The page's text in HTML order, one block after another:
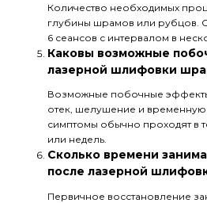
Количество необходимых
глубины шрамов или рубцов.
6 сеансов с интервалом в
Каковы возможные
лазерной шлифовки
Возможные побочные
отек, шелушение и
симптомы обычно проходят в
или недель.
Сколько времени
после лазерной
Первичное восстановление